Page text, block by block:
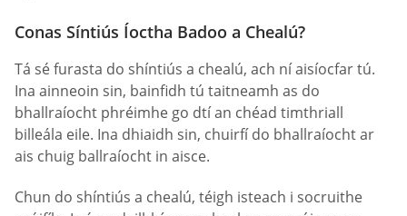
Conas Síntiús Íoctha Badoo a Chealú?
Tá sé furasta do shíntiús a chealú, ach ní aisíocfar tú.
Ina ainneoin sin, bainfidh tú taitneamh as do
bhallraíocht phréimhe go dtí an chéad timthriall
billeála eile. Ina dhiaidh sin, chuirfí do bhallraíocht ar
ais chuig ballraíocht in aisce.
Chun do shíntiús a chealú, téigh isteach i socruithe